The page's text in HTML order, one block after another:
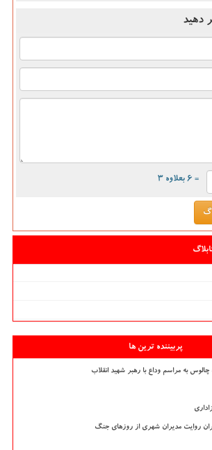
دهید
= ۶ بعلاوه ۳
پربیننده ترین ها
چالوس به مراسم وداع با رهبر شهید انقلاب
روایت مدیران شهری از روزهای جنگ